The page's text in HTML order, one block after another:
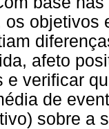
os objetivos
afeto
e verificar
de
sobre a